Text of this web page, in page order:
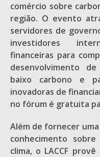
comércio sobre
região. O evento
servidores de
investidores
financeiras para
desenvolvimento
baixo carbono e
inovadoras de
no fórum é gratuita
Além de fornecer
conhecimento
clima, o LACCF